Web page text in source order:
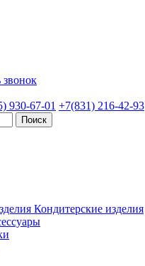
звонок
930-67-01 +7(831) 216-42-93
Кондитерские изделия